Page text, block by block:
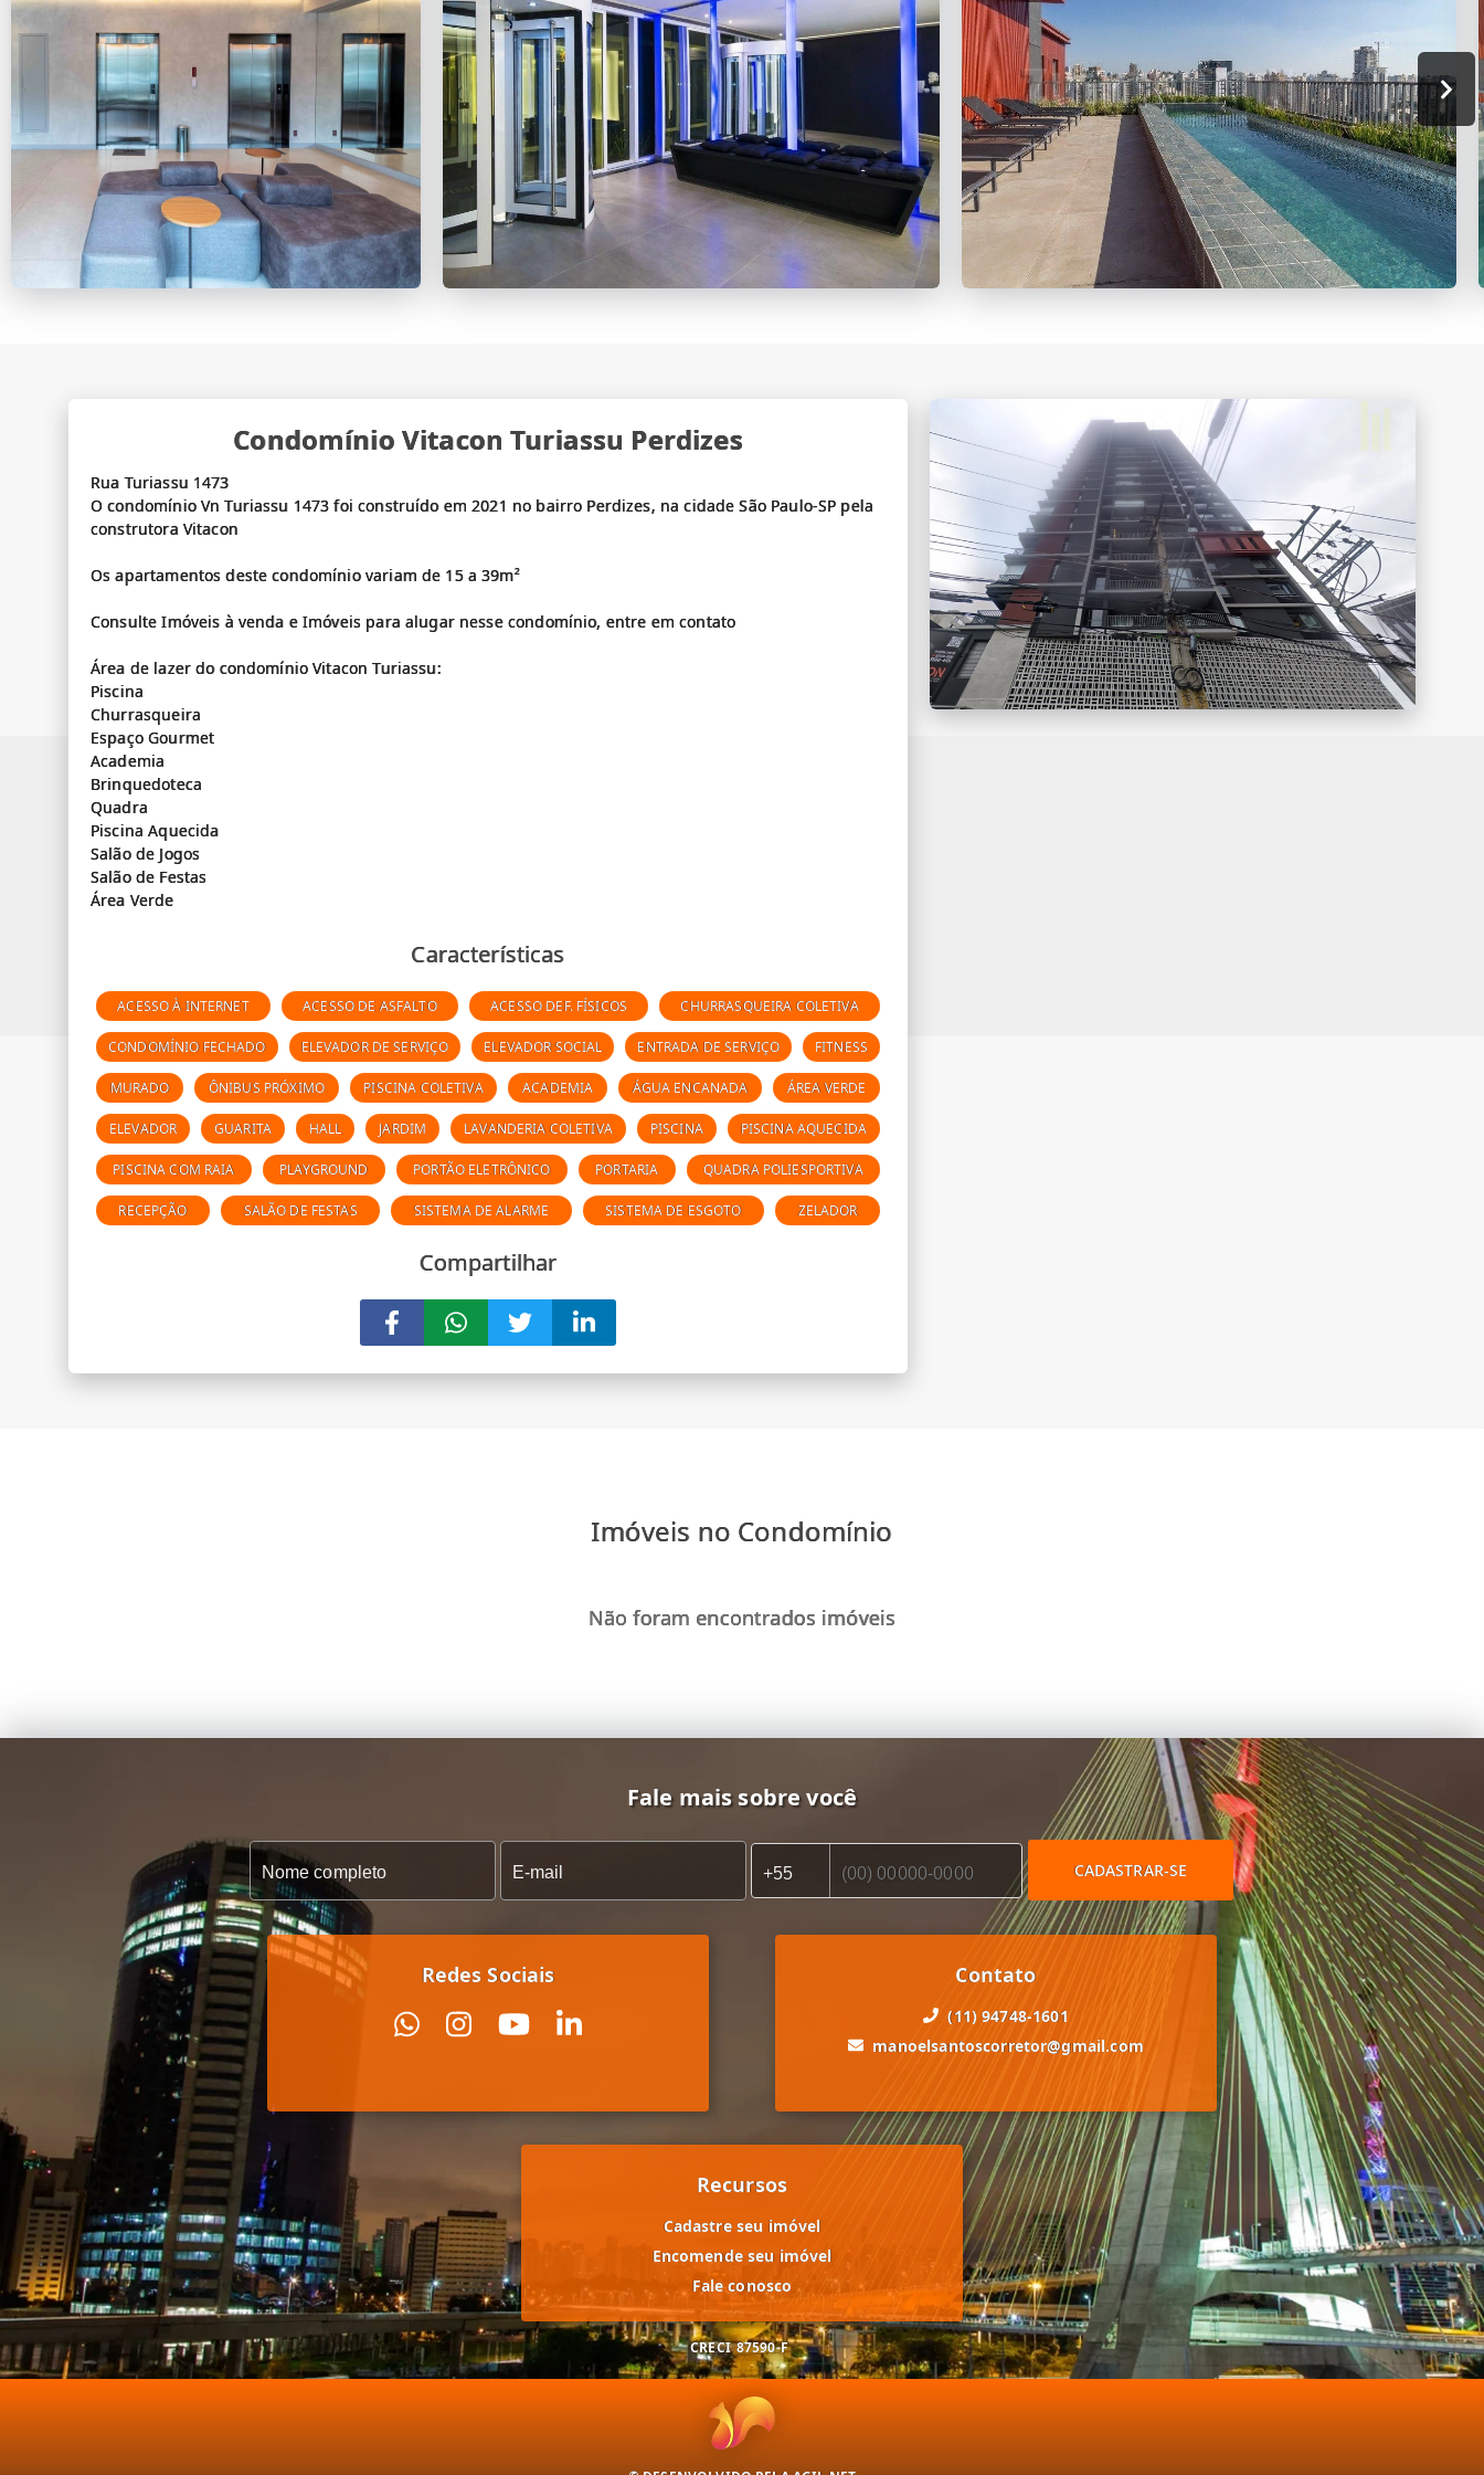
Condomínio Vitacon Turiassu Perdizes
Rua Turiassu 1473
O condomínio Vn Turiassu 1473 foi construído em 2021 no bairro Perdizes, na cidade São Paulo-SP pela
construtora Vitacon
Os apartamentos deste condomínio variam de 15 a 39m²
Consulte Imóveis à venda e Imóveis para alugar nesse condomínio, entre em contato
Área de lazer do condomínio Vitacon Turiassu:
Piscina
Churrasqueira
Espaço Gourmet
Academia
Brinquedoteca
Quadra
Piscina Aquecida
Salão de Jogos
Salão de Festas
Características
ACESSO À INTERNET ACESSO DE ASFALTO ACESSO DEF. FÍSICOS CHURRASQUEIRA COLETIVA
CONDOMÍNIO FECHADO ELEVADOR DE SERVIÇO ELEVADOR SOCIAL ENTRADA DE SERVIÇO FITNESS
MURADO ÔNIBUS PRÓXIMO PISCINA COLETIVA ACADEMIA ÁGUA ENCANADA ÁREA VERDE
ELEVADOR GUARITA HALL JARDIM LAVANDERIA COLETIVA PISCINA PISCINA AQUECIDA
PISCINA COM RAIA PLAYGROUND PORTÃO ELETRÔNICO PORTARIA QUADRA POLIESPORTIVA
RECEPÇÃO SALÃO DE FESTAS SISTEMA DE ALARME SISTEMA DE ESGOTO ZELADOR
Compartilhar
Imóveis no Condomínio
Não foram encontrados imóveis
Fale mais sobre você
CADASTRAR-SE
Redes Sociais Contato
(11) 94748-1601
manoelsantoscorretor@gmail.com
Recursos
Cadastre seu imóvel
Encomende seu imóvel
Fale conosco
CRECI 87590-F